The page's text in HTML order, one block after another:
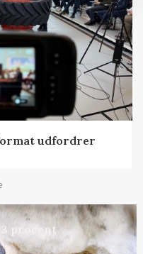
udfordrer
procent